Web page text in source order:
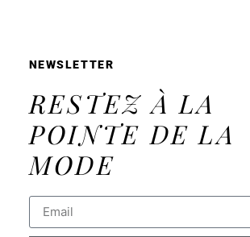
NEWSLETTER
RESTEZ À LA
POINTE DE LA
MODE